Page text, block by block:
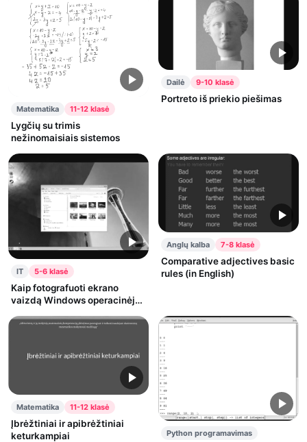
Matematika 11-12 klasė
Lygčių su trimis
nežinomaisiais sistemos
Dailė 9-10 klasė
Portreto iš priekio piešimas
IT 5-6 klasė
Kaip fotografuoti ekrano
vaizdą Windows operacinėje
Anglų kalba 7-8 klasė
Comparative adjectives basic
rules (in English)
Matematika 11-12 klasė
Įbrėžtiniai ir apibrėžtiniai
keturkampiai
Python programavimas